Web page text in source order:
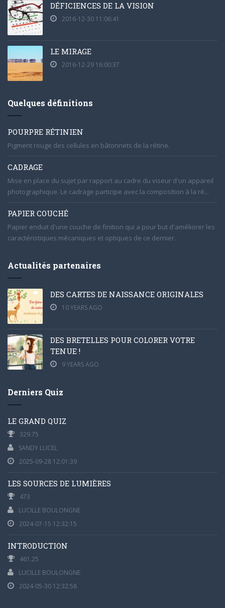
DÉFICIENCES DE LA VISION
2016-12-30 11:06:41
LE MIRAGE
2016-12-29 16:00:37
Quelques définitions
POURPRE RÉTINIEN
Pigment rouge des cellules en bâtonnets de la rétine.
CADRAGE
Mise en place du sujet par rapport au cadre du viseur d'un appareil
photographique. Le cadrage participe avec la composition à la ré...
PAPIER COUCHÉ
Papier enduit d'une couche de finition qui a pour but d'améliorer les
caractéristiques mécaniques et optiques de ce dernier.
Actualités partenaires
DES CARTES DE NAISSANCE ORIGINALES
10 YEARS AGO
DES BRETELLES POUR COLORER VOTRE
TENUE !
9 YEARS AGO
Derniers Quiz
LE GRAND QUIZ
329.75
SANDY LUCEL
2025-09-28 12:01:39
LES SOURCES DE LUMIÈRES
473
LUCILLE BOULONGNE
2024-07-15 12:32:15
INTRODUCTION
461.25
LUCILLE BOULONGNE
2024-05-30 12:32:58